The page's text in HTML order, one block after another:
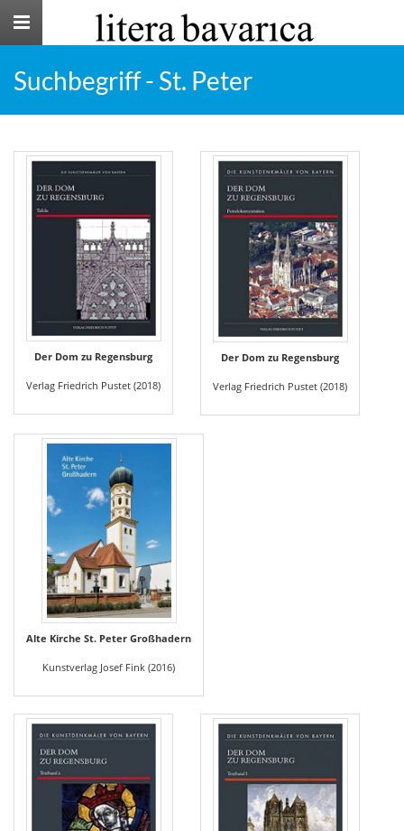
Toggle
Suchbegriff - St. Peter
Der Dom zu Regensburg
Verlag Friedrich Pustet (2018)
Der Dom zu Regensburg
Verlag Friedrich Pustet (2018)
Alte Kirche St. Peter Großhadern
Kunstverlag Josef Fink (2016)